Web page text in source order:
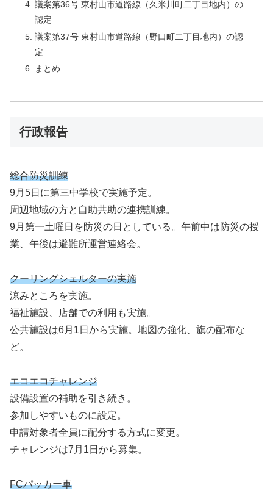
議案第36号 東村山市道路線（久米川町二丁目地内）の
認定
議案第37号 東村山市道路線（野口町二丁目地内）の認
定
まとめ
行政報告
総合防災訓練
9月5日に第三中学校で実施予定。
周辺地域の方と自助共助の連携訓練。
9月第一土曜日を防災の日としている。午前中は防災の授
業、午後は避難所運営連絡会。
クーリングシェルターの実施
涼みところを実施。
福祉施設、店舗での利用も実施。
公共施設は6月1日から実施。地図の強化、旗の配布な
ど。
エコエコチャレンジ
設備設置の補助を引き続き。
参加しやすいものに設定。
申請対象者全員に配分する方式に変更。
チャレンジは7月1日から募集。
FCパッカー車